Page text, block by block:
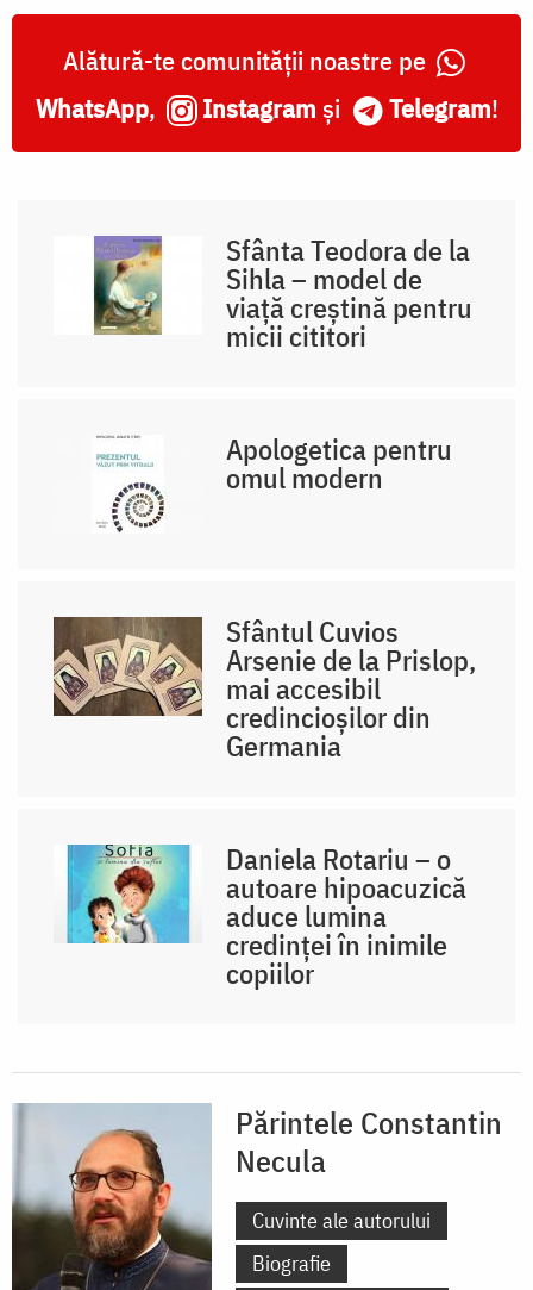
Alătură-te comunității noastre pe
WhatsApp, Instagram și Telegram!
Sfânta Teodora de la
Sihla – model de
viaţă creştină pentru
micii cititori
Apologetica pentru
omul modern
Sfântul Cuvios
Arsenie de la Prislop,
mai accesibil
credincioșilor din
Germania
Daniela Rotariu – o
autoare hipoacuzică
aduce lumina
credinței în inimile
copiilor
Părintele Constantin
Necula
Cuvinte ale autorului
Biografie